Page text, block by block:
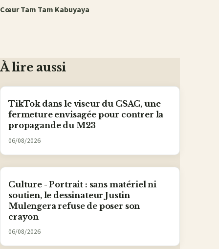
Cœur Tam Tam Kabuyaya
À lire aussi
TikTok dans le viseur du CSAC, une
fermeture envisagée pour contrer la
propagande du M23
06/08/2026
Culture - Portrait : sans matériel ni
soutien, le dessinateur Justin
Mulengera refuse de poser son
crayon
06/08/2026